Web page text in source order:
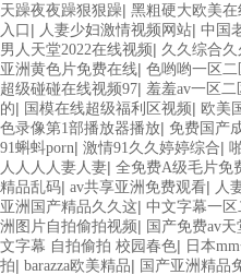
天躁夜夜躁狠狠躁| 黑粗硬大欧美在
入口 | 人妻少妇激情视频网站| 中国
男人天堂2022在线视频| 久久综合久
亚洲黄色片免费在线| 色哟哟一区
超级碰碰在线视频97| 羞羞av一区二
的| 国模在线超级福利区视频| 欧美
色录像第1部播放器播放| 免费国产
91蝌蚪porn| 激情91久久婷婷综合|
人人人人妻人妻| 全免费A级毛片免
精品乱码| av共享亚洲免费观看| 人
亚洲国产精品久久这| 中文字幕一
洲图片自拍偷拍视频| 国产免费av
文字幕 自拍偷拍 校园春色| 日本
拍| barazza欧美精品| 国产亚洲精品